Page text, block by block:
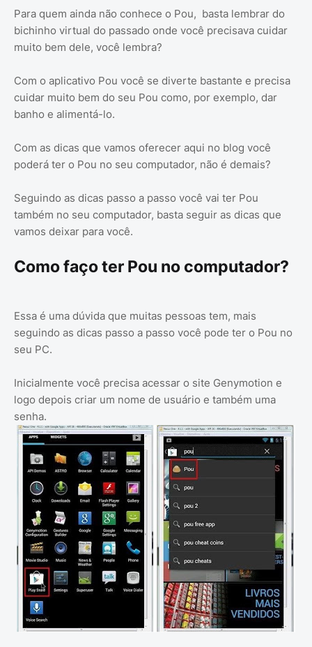
Para quem ainda não conhece o Pou, basta lembrar do
bichinho virtual do passado onde você precisava cuidar
muito bem dele, você lembra?
Com o aplicativo Pou você se diverte bastante e precisa
cuidar muito bem do seu Pou como, por exemplo, dar
banho e alimentá-lo.
Com as dicas que vamos oferecer aqui no blog você
poderá ter o Pou no seu computador, não é demais?
Seguindo as dicas passo a passo você vai ter Pou
também no seu computador, basta seguir as dicas que
vamos deixar para você.
Como faço ter Pou no computador?
Essa é uma dúvida que muitas pessoas tem, mais
seguindo as dicas passo a passo você pode ter o Pou no
seu PC.
Inicialmente você precisa acessar o site Genymotion e
logo depois criar um nome de usuário e também uma
senha.